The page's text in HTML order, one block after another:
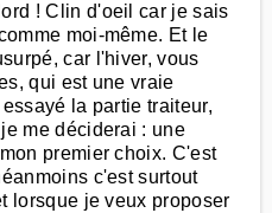
! Clin d'oeil car je sais
moi-même. Et le
car l'hiver, vous
qui est une vraie
la partie traiteur,
me déciderai : une
premier choix. C'est
c'est surtout
lorsque je veux proposer